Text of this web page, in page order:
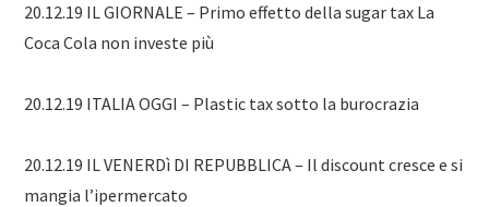
20.12.19 IL GIORNALE – Primo effetto della sugar tax La
Coca Cola non investe più
20.12.19 ITALIA OGGI – Plastic tax sotto la burocrazia
20.12.19 IL VENERDì DI REPUBBLICA – Il discount cresce e si
mangia l’ipermercato